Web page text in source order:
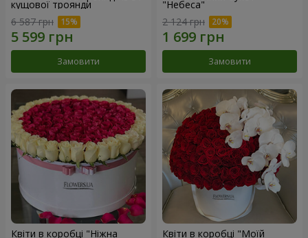
кущової троянди
6 587 грн
Замовити
"Небеса"
2 124 грн
Замовити
Квіти в коробці "Ніжна Квіти в коробці "Моїй